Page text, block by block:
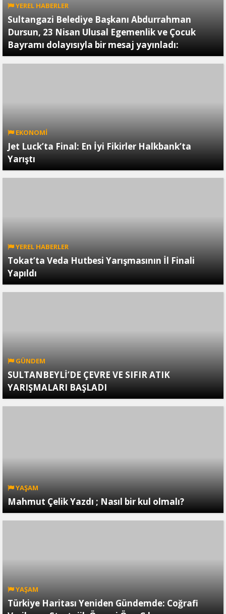
YEREL HABERLER
Sultangazi Belediye Başkanı Abdurrahman
Dursun, 23 Nisan Ulusal Egemenlik ve Çocuk
Bayramı dolayısıyla bir mesaj yayınladı:
EKONOMİ
Jet Luck’ta Final: En İyi Fikirler Halkbank’ta
Yarıştı
YEREL HABERLER
Tokat’ta Veda Hutbesi Yarışmasının İl Finali
Yapıldı
GÜNDEM
SULTANBEYLİ’DE ÇEVRE VE SIFIR ATIK
YARIŞMALARI BAŞLADI
YAŞAM
Mahmut Çelik Yazdı ; Nasıl bir kul olmalı?
YAŞAM
Türkiye Haritası Yeniden Gündemde: Coğrafi